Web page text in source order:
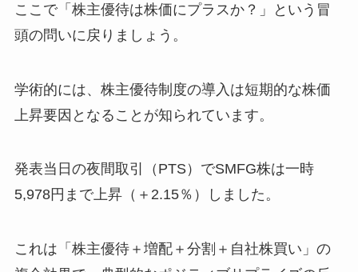
ここで「株主優待は株価にプラスか？」という冒
頭の問いに戻りましょう。
学術的には、株主優待制度の導入は短期的な株価
上昇要因となることが知られています。
発表当日の夜間取引（PTS）でSMFG株は一時
5,978円まで上昇（＋2.15％）しました。
これは「株主優待＋増配＋分割＋自社株買い」の